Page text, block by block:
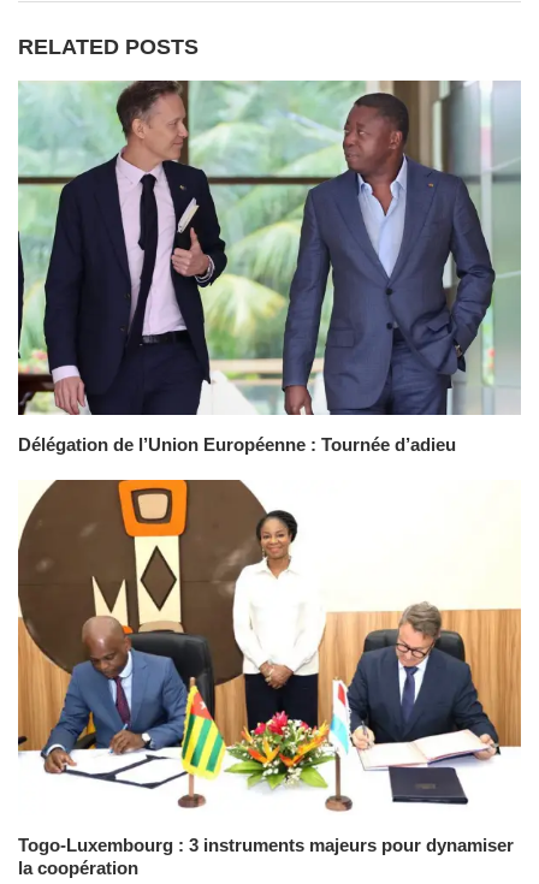
RELATED POSTS
Délégation de l’Union Européenne : Tournée d’adieu
Togo-Luxembourg : 3 instruments majeurs pour dynamiser
la coopération